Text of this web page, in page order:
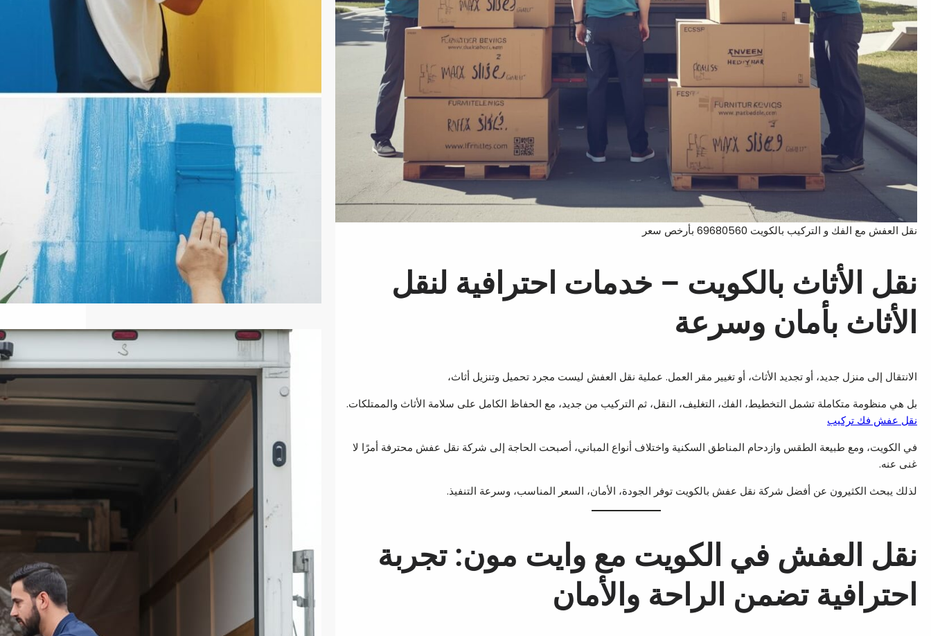
نقل العفش مع الفك و التركيب بالكويت 69680560 بأرخص سعر
نقل الأثاث بالكويت – خدمات احترافية لنقل
الأثاث بأمان وسرعة
الانتقال إلى منزل جديد، أو تجديد الأثاث، أو تغيير مقر العمل. عملية نقل العفش ليست مجرد تحميل وتنزيل أثاث،
بل هي منظومة متكاملة تشمل التخطيط، الفك، التغليف، النقل، ثم التركيب من جديد، مع الحفاظ الكامل على سلامة الأثاث والممتلكات.
نقل عفش فك تركيب
في الكويت، ومع طبيعة الطقس وازدحام المناطق السكنية واختلاف أنواع المباني، أصبحت الحاجة إلى شركة نقل عفش محترفة أمرًا لا
غنى عنه.
لذلك يبحث الكثيرون عن أفضل شركة نقل عفش بالكويت توفر الجودة، الأمان، السعر المناسب، وسرعة التنفيذ.
نقل العفش في الكويت مع وايت مون: تجربة
احترافية تضمن الراحة والأمان
كيفىة أختيار أفضل شركة نقل عفش
في الكويت: دليل شامل
للمستخدمين
أهمية اختيار شركة نقل موثوقة اختيار
شركة نقل عفش موثوقة من أهم الخطوات
التي تضمن نجاح عملية نقل الأثاث دون
تعرض المقتنيات للتلف أو الخدوش أو
الفقدان. في الحقيقة، كيفية اختيار شركة
نقل عفش في الكويت سؤال يجول في
ذهن كل من ينوي الانتقال بأمان. فالشركة
المحترفة تمتلك الخبرة الكافية للتعامل مع
جميع أنواع الأثاث،…